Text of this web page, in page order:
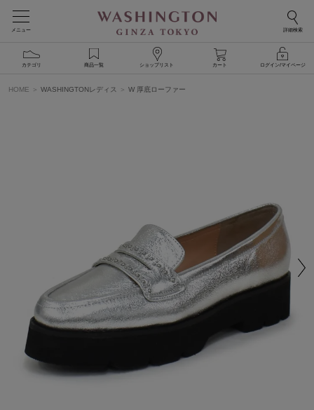
メニュー 詳細検索
カテゴリ 商品一覧 ショップリスト カート ログイン/マイページ
HOME WASHINGTONレディス W 厚底ローファー